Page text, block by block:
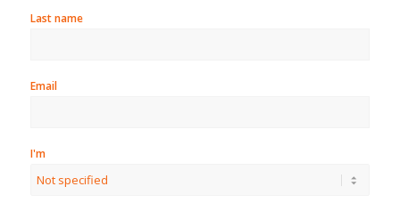
Last name
Email
I'm